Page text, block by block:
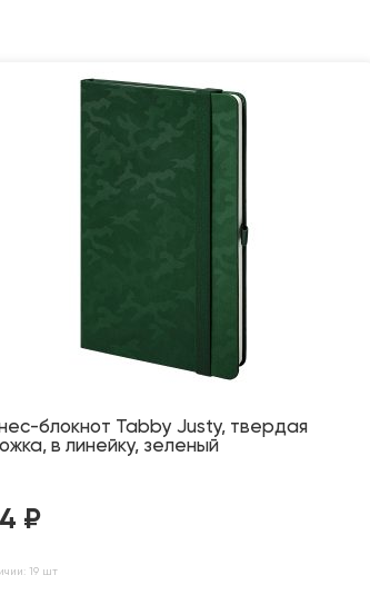
блокнот Tabby Justy, твердая
в линейку, зеленый
₽
19 шт